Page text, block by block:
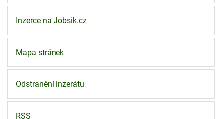
Inzerce na Jobsik.cz
Mapa stránek
Odstranění inzerátu
RSS